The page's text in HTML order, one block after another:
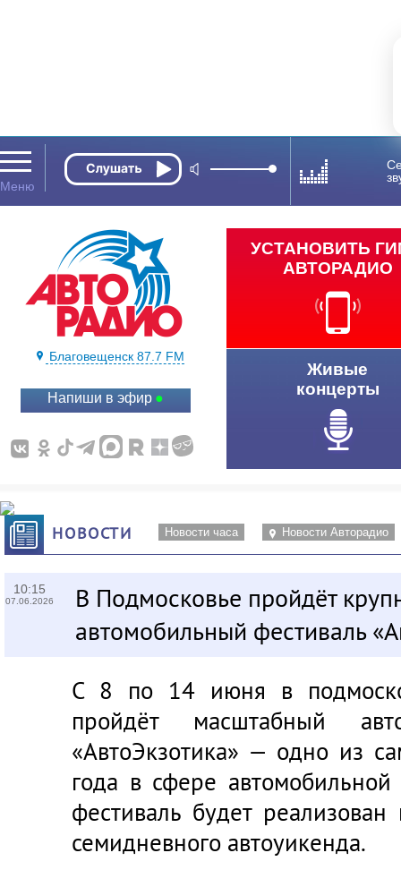
Благовещенск 87.7 FM
Напиши в эфир
УСТАНОВИТЬ
АВТОРАДИО
Живые
концерты
НОВОСТИ Новости часа Новости Авторадио
10:15
07.06.2026
В Подмосковье пройдёт
автомобильный фестиваль
С 8 по 14 июня в
пройдёт масштабный
«АвтоЭкзотика» — одно из
года в сфере
фестиваль будет
семидневного автоуикенда.